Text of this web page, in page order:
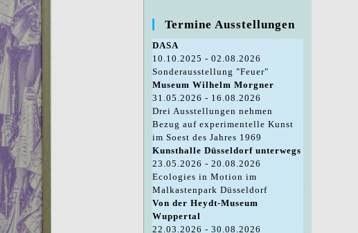
Termine Ausstellungen
DASA
10.10.2025 - 02.08.2026
Sonderausstellung "Feuer"
Museum Wilhelm Morgner
31.05.2026 - 16.08.2026
Drei Ausstellungen nehmen
Bezug auf experimentelle Kunst
im Soest des Jahres 1969
Kunsthalle Düsseldorf unterwegs
23.05.2026 - 20.08.2026
Ecologies in Motion im
Malkastenpark Düsseldorf
Von der Heydt-Museum
Wuppertal
22.03.2026 - 30.08.2026